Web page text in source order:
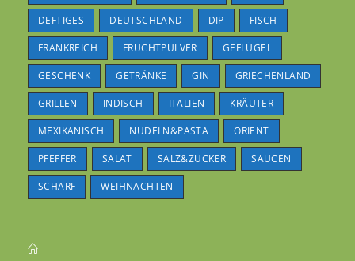
DEFTIGES DEUTSCHLAND DIP FISCH
FRANKREICH FRUCHTPULVER GEFLÜGEL
GESCHENK GETRÄNKE GIN GRIECHENLAND
GRILLEN INDISCH ITALIEN KRÄUTER
MEXIKANISCH NUDELN&PASTA ORIENT
PFEFFER SALAT SALZ&ZUCKER SAUCEN
SCHARF WEIHNACHTEN